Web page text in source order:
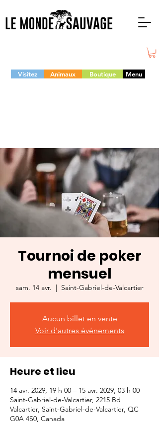
Visitez Animaux Boutique Menu
Tournoi de poker
mensuel
sam. 14 avr.
  |
Saint-Gabriel-de-Valcartier
Aucun billet en vente
Voir d'autres événements
Heure et lieu
14 avr. 2029, 19 h 00 – 15 avr. 2029, 03 h 00
Saint-Gabriel-de-Valcartier, 2215 Bd
Valcartier, Saint-Gabriel-de-Valcartier, QC
G0A 4S0, Canada